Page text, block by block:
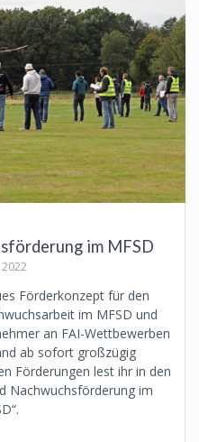
im MFSD
Förderkonzept für den
im MFSD und
an FAI-Wettbewerben
ab sofort großzügig
Förderungen lest ihr in den
Nachwuchsförderung im